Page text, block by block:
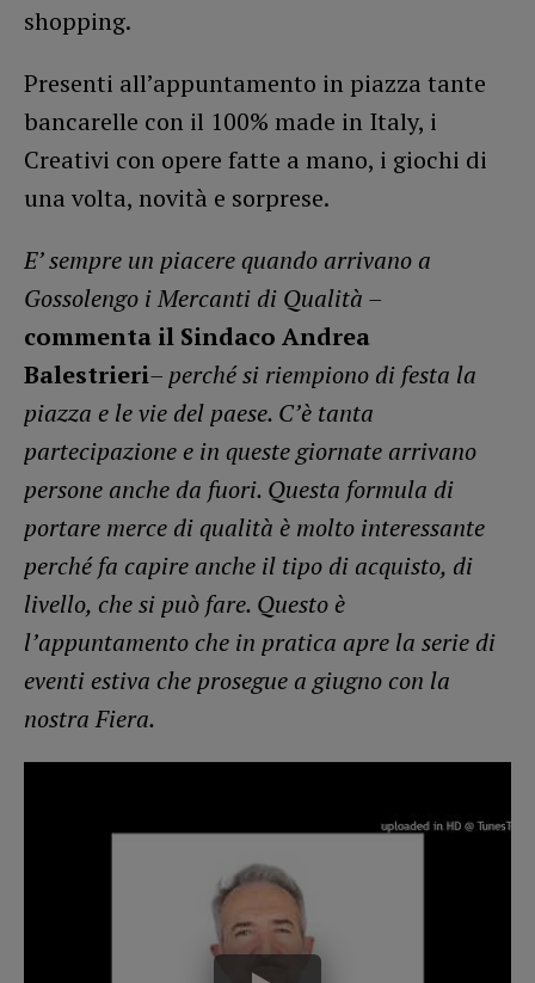
shopping.
Presenti all’appuntamento in piazza tante
bancarelle con il 100% made in Italy, i
Creativi con opere fatte a mano, i giochi di
una volta, novità e sorprese.
E’ sempre un piacere quando arrivano a
Gossolengo i Mercanti di Qualità –
commenta il Sindaco Andrea
Balestrieri– perché si riempiono di festa la
piazza e le vie del paese. C’è tanta
partecipazione e in queste giornate arrivano
persone anche da fuori. Questa formula di
portare merce di qualità è molto interessante
perché fa capire anche il tipo di acquisto, di
livello, che si può fare. Questo è
l’appuntamento che in pratica apre la serie di
eventi estiva che prosegue a giugno con la
nostra Fiera.